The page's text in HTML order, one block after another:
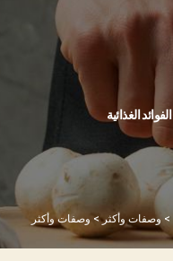
الفوائد الغذائية
> وصفات وأكثر > وصفات وأكثر